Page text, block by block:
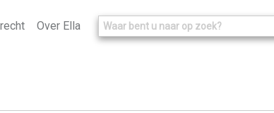
Over Ella